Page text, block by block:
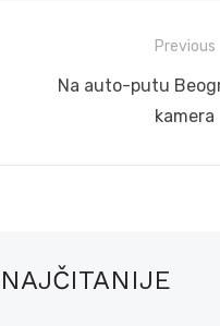
navigation
Previous
Previous
Na auto-putu
kamera
NAJČITANIJE